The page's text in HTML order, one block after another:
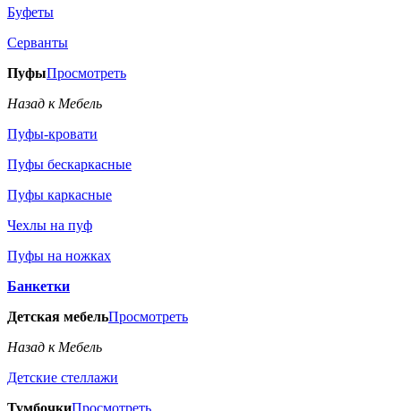
Буфеты
Серванты
ПуфыПросмотреть
Назад к Мебель
Пуфы-кровати
Пуфы бескаркасные
Пуфы каркасные
Чехлы на пуф
Пуфы на ножках
Банкетки
Детская мебельПросмотреть
Назад к Мебель
Детские стеллажи
ТумбочкиПросмотреть